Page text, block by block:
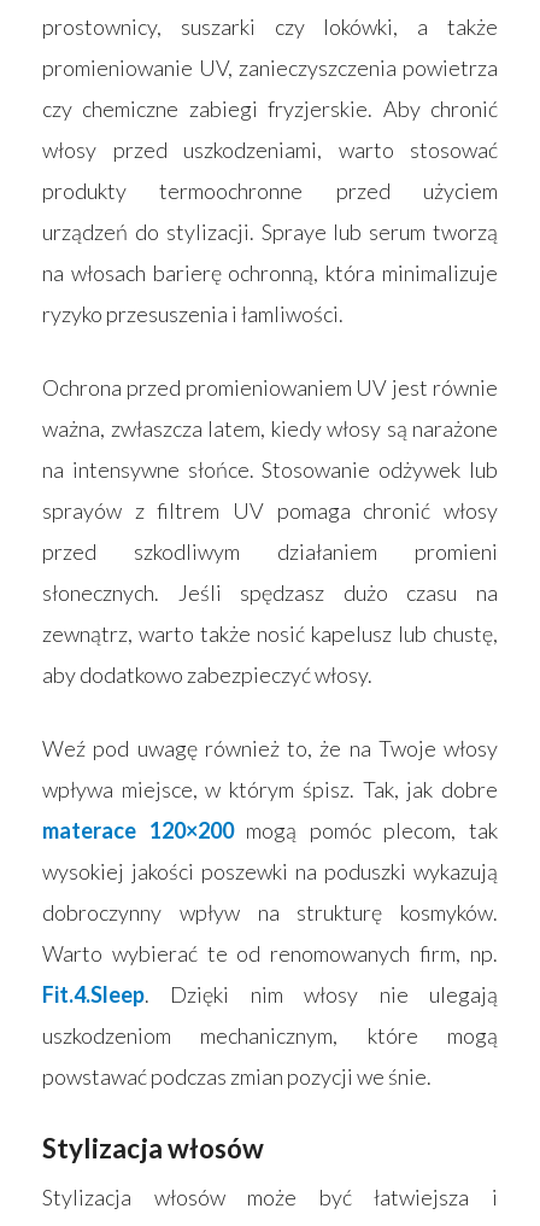
prostownicy, suszarki czy lokówki, a także
promieniowanie UV, zanieczyszczenia powietrza
czy chemiczne zabiegi fryzjerskie. Aby chronić
włosy przed uszkodzeniami, warto stosować
produkty termoochronne przed użyciem
urządzeń do stylizacji. Spraye lub serum tworzą
na włosach barierę ochronną, która minimalizuje
ryzyko przesuszenia i łamliwości.
Ochrona przed promieniowaniem UV jest równie
ważna, zwłaszcza latem, kiedy włosy są narażone
na intensywne słońce. Stosowanie odżywek lub
sprayów z filtrem UV pomaga chronić włosy
przed szkodliwym działaniem promieni
słonecznych. Jeśli spędzasz dużo czasu na
zewnątrz, warto także nosić kapelusz lub chustę,
aby dodatkowo zabezpieczyć włosy.
Weź pod uwagę również to, że na Twoje włosy
wpływa miejsce, w którym śpisz. Tak, jak dobre
materace 120×200mogą pomóc plecom, tak
wysokiej jakości poszewki na poduszki wykazują
dobroczynny wpływ na strukturę kosmyków.
Warto wybierać te od renomowanych firm, np.
Fit.4.Sleep. Dzięki nim włosy nie ulegają
uszkodzeniom mechanicznym, które mogą
powstawać podczas zmian pozycji we śnie.
Stylizacja włosów
Stylizacja włosów może być łatwiejsza i